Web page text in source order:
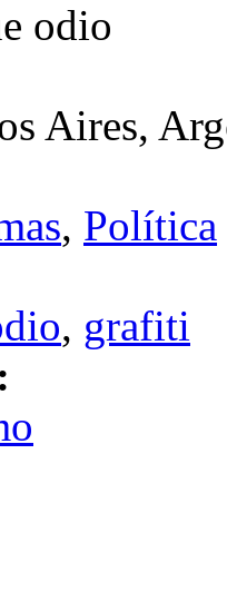
odio
Aires,
, Política
, grafiti